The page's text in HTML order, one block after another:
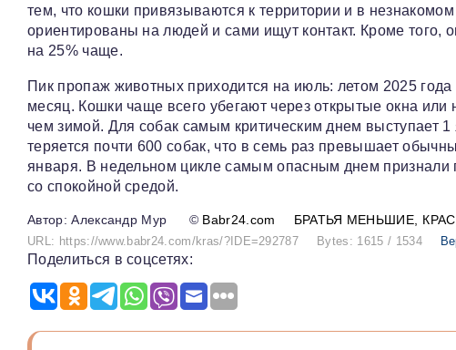
тем, что кошки привязываются к территории и в
ориентированы на людей и сами ищут контакт. Кроме
на 25% чаще.
Пик пропаж животных приходится на июль: летом 2025
месяц. Кошки чаще всего убегают через открытые окна
чем зимой. Для собак самым критическим днем выступает
теряется почти 600 собак, что в семь раз превышает
января. В недельном цикле самым опасным днем признали
со спокойной средой.
Александр Мур © Babr24.com БРАТЬЯ МЕНЬШИЕ
URL: https://www.babr24.com/kras/?IDE=292787 Bytes: 1615 / 1534
Поделиться в соцсетях: